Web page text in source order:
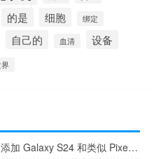
的是 细胞 绑定
自己的 血清 设备
OnePlus 正在悄悄为其旗舰产品添加 Galaxy S24 和类似 Pixel 的 AI 功能